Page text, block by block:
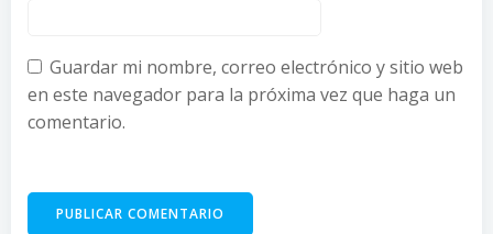
Guardar mi nombre, correo electrónico y sitio web
en este navegador para la próxima vez que haga un
comentario.